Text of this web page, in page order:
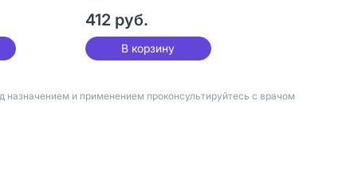
412 руб.
В корзину
и применением проконсультируйтесь с врачом